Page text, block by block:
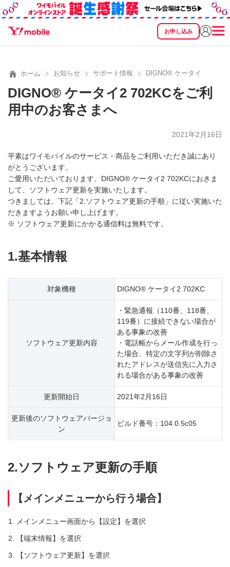
お申し込み
SEARCH
ホーム お知らせ サポート情報 DIGNO® ケータイ2 702KC
DIGNO® ケータイ2 702KCをご利
用中のお客さまへ
2021年2月16日
平素はワイモバイルのサービス・商品をご利用いただき誠にあり
がとうございます。
ご愛用いただいております、DIGNO® ケータイ2 702KCにおきま
して、ソフトウェア更新を実施いたします。
つきましては、下記「2.ソフトウェア更新の手順」に従い実施いた
だきますようお願い申し上げます。
※ ソフトウェア更新にかかる通信料は無料です。
1.基本情報
対象機種 DIGNO® ケータイ2 702KC
ソフトウェア更新内容
・緊急通報（110番、118番、
119番）に接続できない場合が
ある事象の改善
・電話帳からメール作成を行っ
た場合、特定の文字列が削除さ
れたアドレスが送信先に入力さ
れる場合がある事象の改善
更新開始日 2021年2月16日
更新後のソフトウェアバージョ
ン
ビルド番号：104.0.5c05
2.ソフトウェア更新の手順
【メインメニューから行う場合】
メインメニュー画面から【設定】を選択
【端末情報】を選択
【ソフトウェア更新】を選択